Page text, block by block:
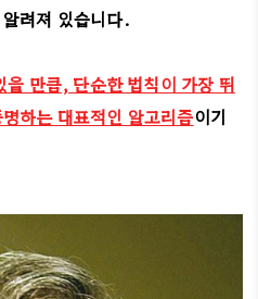
려져 있습니다.
만큼, 단순한 법칙이 가장 뛰
하는 대표적인 알고리즘이기